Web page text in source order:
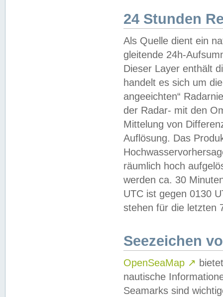
24 Stunden
Als Quelle dient ein
gleitende 24h-
Dieser Layer enthält
handelt es sich um
angeeichten“
der Radar- mit den
Mittelung von
Auflösung. Das
räumlich hoch
werden ca. 30
UTC ist gegen 0130
stehen für die letzten
Seezeichen
OpenSeaMap ↗
nautische
Seamarks sind